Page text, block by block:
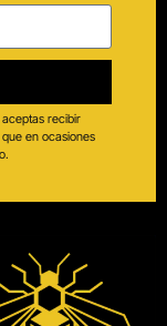
recibir
en ocasiones